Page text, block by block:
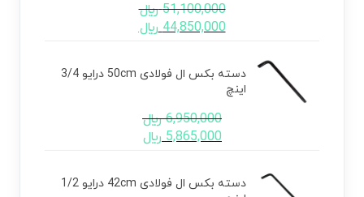
51,100,000 ﷼
44,850,000 ﷼
دسته بکس ال فولادی 50cm درایو 3/4
اینچ
6,950,000 ﷼
5,865,000 ﷼
دسته بکس ال فولادی 42cm درایو 1/2